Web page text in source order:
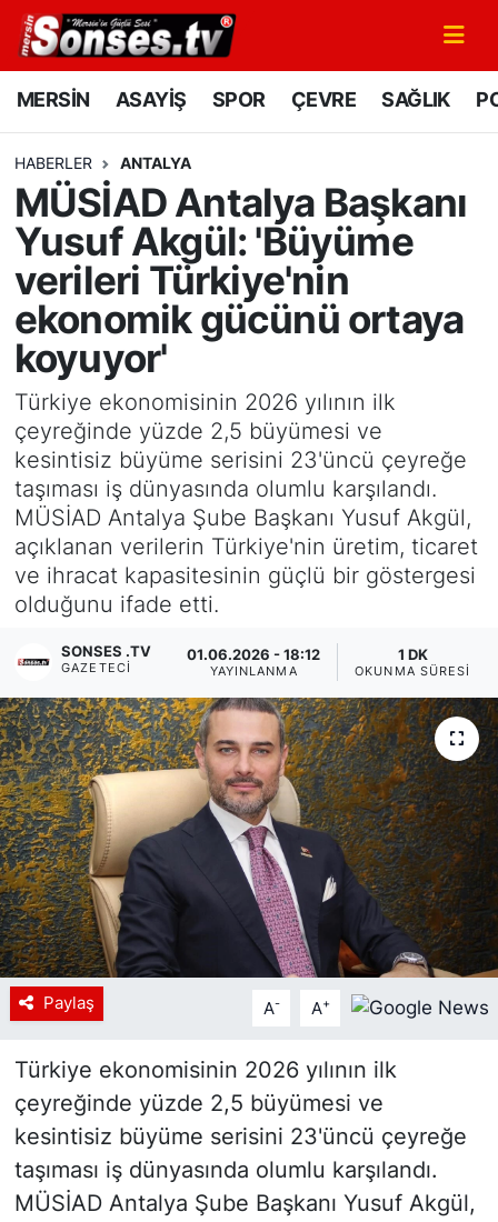
MERSİN ASAYİŞ SPOR ÇEVRE SAĞLIK
HABERLER ANTALYA
MÜSİAD Antalya Başkanı
Yusuf Akgül: 'Büyüme
verileri Türkiye'nin
ekonomik gücünü ortaya
koyuyor'
Türkiye ekonomisinin 2026 yılının ilk
çeyreğinde yüzde 2,5 büyümesi ve
kesintisiz büyüme serisini 23'üncü çeyreğe
taşıması iş dünyasında olumlu karşılandı.
MÜSİAD Antalya Şube Başkanı Yusuf Akgül,
açıklanan verilerin Türkiye'nin üretim, ticaret
ve ihracat kapasitesinin güçlü bir göstergesi
olduğunu ifade etti.
SONSES .TV
GAZETECI
01.06.2026 - 18:12
YAYINLANMA
1 DK
OKUNMA SÜRESI
Paylaş A- A+
Türkiye ekonomisinin 2026 yılının ilk
çeyreğinde yüzde 2,5 büyümesi ve
kesintisiz büyüme serisini 23'üncü çeyreğe
taşıması iş dünyasında olumlu karşılandı.
MÜSİAD Antalya Şube Başkanı Yusuf Akgül,
MERSİN
SPOR
GÜNÜN MANŞETİ
DÜNYA
KÜLTÜR - SANAT
MAGAZİN
SAĞLIK
Siyaset
YEREL HABER
Haberde insan
Tanıtım
Mersin Nöbetçi Eczaneler
Mersin Namaz Vakitleri
Mersin Trafik Yoğunluk Haritası
Süper Lig Puan Durumu ve Fikstür
Tüm Manşetler
Son Dakika Haberleri
Haber Arşivi